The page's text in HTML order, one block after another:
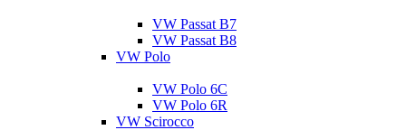
VW Passat B7
VW Passat B8
VW Polo
VW Polo 6C
VW Polo 6R
VW Scirocco